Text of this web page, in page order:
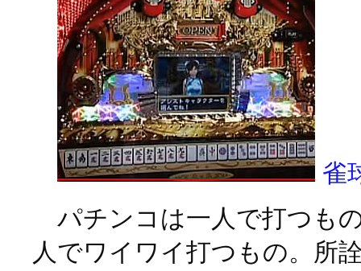
雀
パチンコは一人で打つも
人でワイワイ打つもの。所